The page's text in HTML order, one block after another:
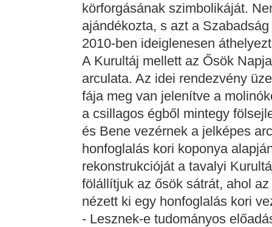
körforgásának szimbolikáját.
ajándékozta, s azt a
2010-ben ideiglenesen
A Kurultáj mellett az Ősök
arculata. Az idei rendezvény
fája meg van jelenítve a
a csillagos égből mintegy
és Bene vezérnek a jelképes
honfoglalás kori koponya
rekonstrukcióját a tavalyi
fölállítjuk az ősök sátrát, ahol
nézett ki egy honfoglalás kori
- Lesznek-e tudományos